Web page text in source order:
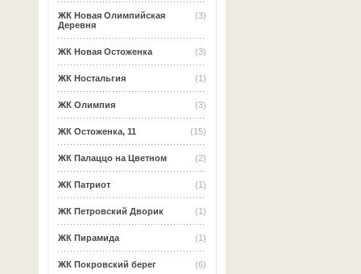
(3)
ЖК Новая Олимпийская
Деревня
(3)
ЖК Новая Остоженка
(1)
ЖК Ностальгия
(3)
ЖК Олимпия
(15)
ЖК Остоженка, 11
(2)
ЖК Палаццо на Цветном
(1)
ЖК Патриот
(1)
ЖК Петровский Дворик
(1)
ЖК Пирамида
(6)
ЖК Покровский берег